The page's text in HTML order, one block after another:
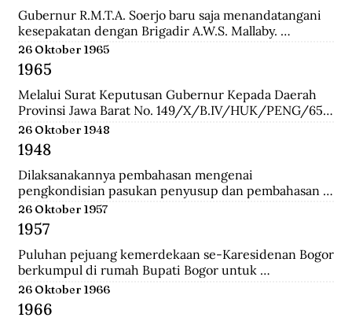
Gubernur R.M.T.A. Soerjo baru saja menandatangani
kesepakatan dengan Brigadir A.W.S. Mallaby.
Pertemuan yang terbilang sukses itu melahirkan
empat kesepakatan: 1. Pihak Inggris (baca:Sekutu)
mengakui keberadaan Republik Indonesia sebatas
distrik Surabaya. 2. Pihak Inggris tidak akan
membawa masuk pasukan Belanda dan tidak ada
pasukan Belanda yang disusupkan pada pasukan
Inggris yang mendarat di Surabaya. 3. Pasukan Inggris
hanya dibolehkan berada pada radius 800 meter dari
pelabuhan. 4. Untuk memperlancar komunikasi
antara pihak Inggris dengan Republik dalam
keseharian, maka dibentuk Biro Kontak
beranggotakan perwakilan dari kedua belah pihak.
26 Oktober 1965
1965
Melalui Surat Keputusan Gubernur Kepada Daerah
Provinsi Jawa Barat No. 149/X/B.IV/HUK/PENG/65,
Mashudi memberhentikan sementara waktu delapan
anggota PKI yang duduk dalam DPRD-GR. Mereka
adalah Suharna Affandi, Abbas Usman, Akhmad
Suganda, Enok Rokhayati, Mustofa, Cece Suryadi,
Sukra Prawira Sentana, dan Suhlan Sujana.
26 Oktober 1948
1948
Dilaksanakannya pembahasan mengenai
pengkondisian pasukan penyusup dan pembahasan
taktik untuk melawan pasukan Negara Pasundan dan
DI/TII.
26 Oktober 1957
1957
Puluhan pejuang kemerdekaan se-Karesidenan Bogor
berkumpul di rumah Bupati Bogor untuk
menyepakati gedung di Jalan Cikeumeuh sebagai
Museum Perjoangan.
26 Oktober 1966
1966